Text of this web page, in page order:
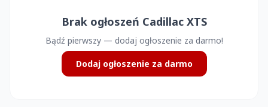
Brak ogłoszeń Cadillac XTS
Bądź pierwszy — dodaj ogłoszenie za darmo!
Dodaj ogłoszenie za darmo